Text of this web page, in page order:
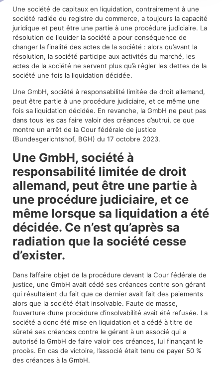
Une société de capitaux en liquidation, contrairement à une
société radiée du registre du commerce, a toujours la capacité
juridique et peut être une partie à une procédure judiciaire. La
résolution de liquider la société a pour conséquence de
changer la finalité des actes de la société : alors qu’avant la
résolution, la société participe aux activités du marché, les
actes de la société ne servent plus qu’à régler les dettes de la
société une fois la liquidation décidée.
Une GmbH, société à responsabilité limitée de droit allemand,
peut être partie à une procédure judiciaire, et ce même une
fois sa liquidation décidée. En revanche, la GmbH ne peut pas
dans tous les cas faire valoir des créances d’autrui, ce que
montre un arrêt de la Cour fédérale de justice
(Bundesgerichtshof, BGH) du 17 octobre 2023.
Une GmbH, société à
responsabilité limitée de droit
allemand, peut être une partie à
une procédure judiciaire, et ce
même lorsque sa liquidation a été
décidée. Ce n’est qu’après sa
radiation que la société cesse
d’exister.
Dans l’affaire objet de la procédure devant la Cour fédérale de
justice, une GmbH avait cédé ses créances contre son gérant
qui résultaient du fait que ce dernier avait fait des paiements
alors que la société était insolvable. Faute de masse,
l’ouverture d’une procédure d’insolvabilité avait été refusée. La
société a donc été mise en liquidation et a cédé à titre de
sûreté ses créances contre le gérant à un associé qui a
autorisé la GmbH de faire valoir ces créances, lui finançant le
procès. En cas de victoire, l’associé était tenu de payer 50 %
des créances à la GmbH.